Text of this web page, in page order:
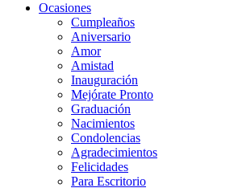
Ocasiones
Cumpleaños
Aniversario
Amor
Amistad
Inauguración
Mejórate Pronto
Graduación
Nacimientos
Condolencias
Agradecimientos
Felicidades
Para Escritorio